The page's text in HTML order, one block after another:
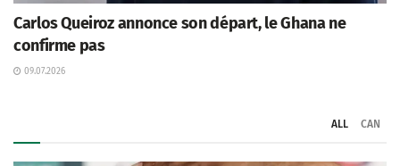
Carlos Queiroz annonce son départ, le Ghana ne
confirme pas
09.07.2026
ALL CAN